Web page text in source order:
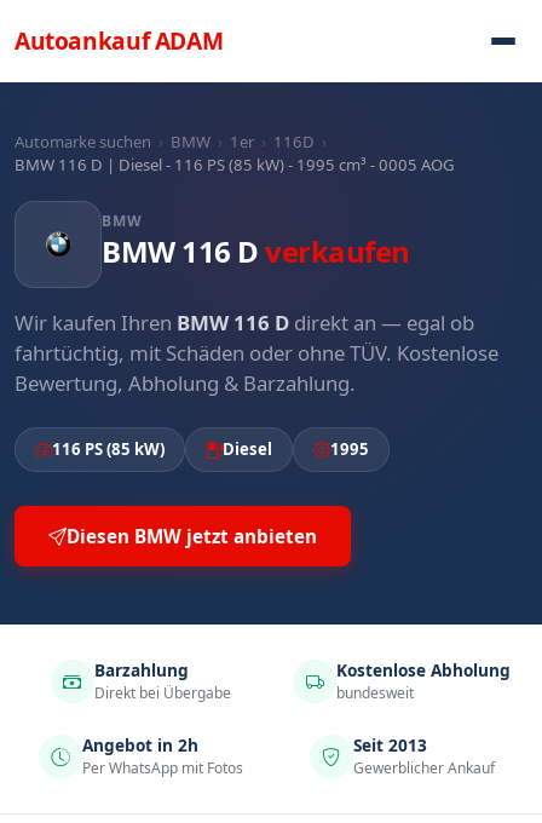
AutoankaufADAM
Automarke suchen › BMW › 1er › 116D ›
BMW 116 D | Diesel - 116 PS (85 kW) - 1995 cm³ - 0005 AOG
BMW
BMW 116 Dverkaufen
Wir kaufen Ihren BMW 116 D direkt an — egal ob
fahrtüchtig, mit Schäden oder ohne TÜV. Kostenlose
Bewertung, Abholung & Barzahlung.
116 PS (85 kW) Diesel 1995
Diesen BMW jetzt anbieten
Barzahlung
Direkt bei Übergabe
Kostenlose Abholung
bundesweit
Angebot in 2h
Per WhatsApp mit Fotos
Seit 2013
Gewerblicher Ankauf